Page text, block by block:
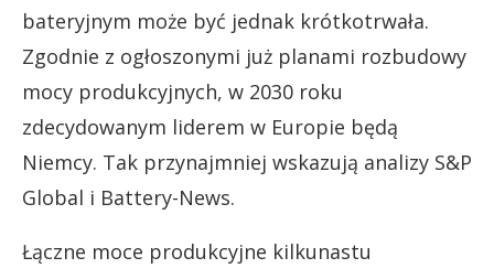
bateryjnym może być jednak krótkotrwała.
Zgodnie z ogłoszonymi już planami rozbudowy
mocy produkcyjnych, w 2030 roku
zdecydowanym liderem w Europie będą
Niemcy. Tak przynajmniej wskazują analizy S&P
Global i Battery-News.
Łączne moce produkcyjne kilkunastu